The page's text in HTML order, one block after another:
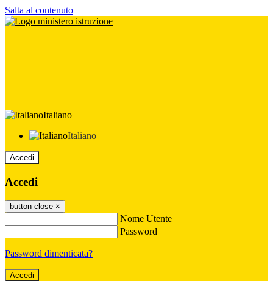
Salta al contenuto
Italiano
Italiano
Accedi
Accedi
button close ×
Nome Utente
Password
Password dimenticata?